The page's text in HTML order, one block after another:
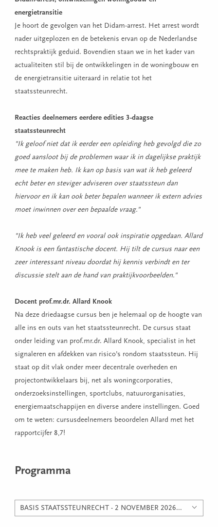
energietransitie
Je hoort de gevolgen van het Didam-arrest. Het arrest wordt
nader uitgeplozen en de betekenis ervan op de Nederlandse
rechtspraktijk geduid. Bovendien staan we in het kader van
actualiteiten stil bij de ontwikkelingen in de woningbouw en
de energietransitie uiteraard in relatie tot het
staatssteunrecht.
Reacties deelnemers eerdere edities 3-daagse
staatssteunrecht
"Ik geloof niet dat ik eerder een opleiding heb gevolgd die zo
goed aansloot bij de problemen waar ik in dagelijkse praktijk
mee te maken heb. Ik kan op basis van wat ik heb geleerd
echt beter en steviger adviseren over staatssteun dan
hiervoor en ik kan ook beter bepalen wanneer ik extern advies
moet inwinnen over een bepaalde vraag."
"Ik heb veel geleerd en vooral ook inspiratie opgedaan. Allard
Knook is een fantastische docent. Hij tilt de cursus naar een
zeer interessant niveau doordat hij kennis verbindt en ter
discussie stelt aan de hand van praktijkvoorbeelden."
Docent prof.mr.dr. Allard Knook
Na deze driedaagse cursus ben je helemaal op de hoogte van
alle ins en outs van het staatssteunrecht. De cursus staat
onder leiding van prof.mr.dr. Allard Knook, specialist in het
signaleren en afdekken van risico’s rondom staatssteun. Hij
staat op dit vlak onder meer decentrale overheden en
projectontwikkelaars bij, net als woningcorporaties,
onderzoeksinstellingen, sportclubs, natuurorganisaties,
energiemaatschappijen en diverse andere instellingen. Goed
om te weten: cursusdeelnemers beoordelen Allard met het
rapportcijfer 8,7!
Programma
BASIS STAATSSTEUNRECHT - 2 NOVEMBER 2026...